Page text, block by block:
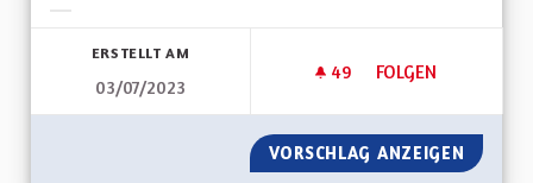
ERSTELLT AM
03/07/2023
49 49 FOLLOWER
FOLGEN
UNE RÉGION
VORSCHLAG ANZEIGEN UNE